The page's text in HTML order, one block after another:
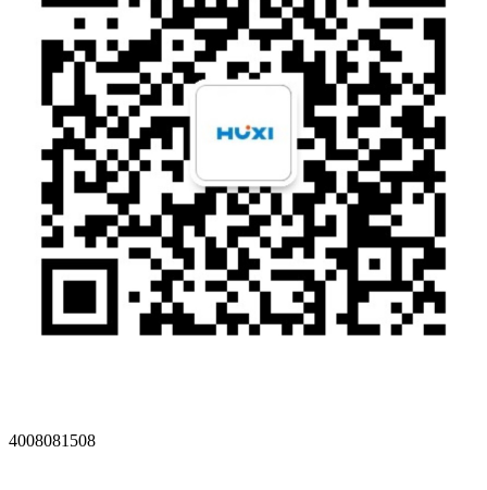
4008081508